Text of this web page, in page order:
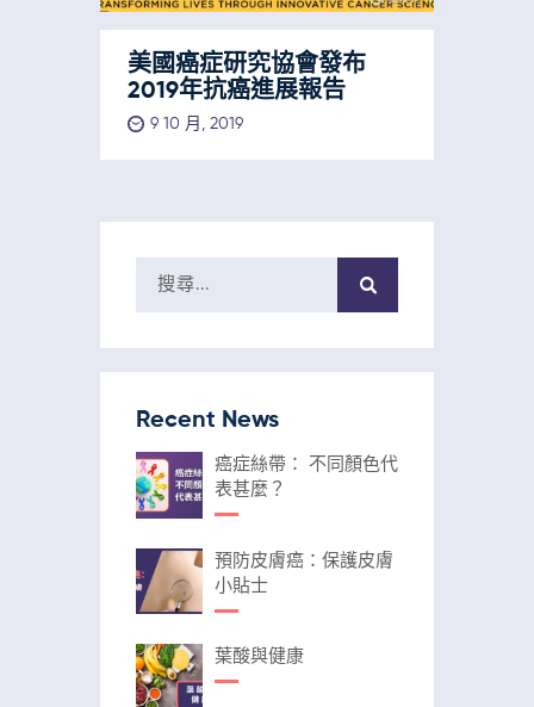
美國癌症研究協會發布
2019年抗癌進展報告
9 10 月, 2019
Recent News
癌症絲帶： 不同顏色代
表甚麼？
預防皮膚癌：保護皮膚
小貼士
葉酸與健康